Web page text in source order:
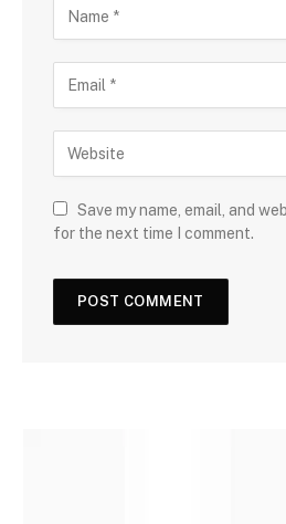
Save my name, email, and
for the next time I comment.